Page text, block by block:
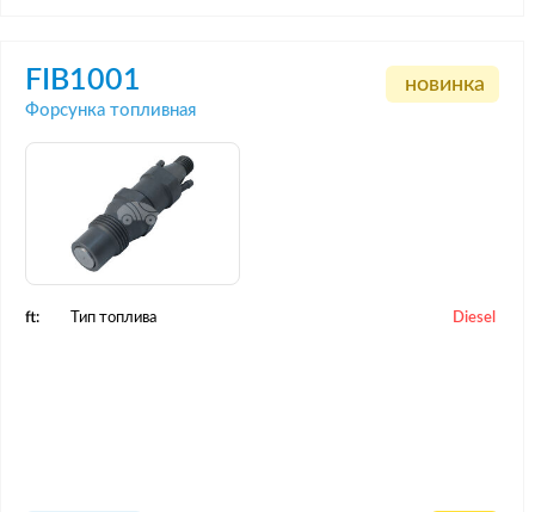
FIB1001
Форсунка топливная
новинка
ft: Тип топлива Diesel